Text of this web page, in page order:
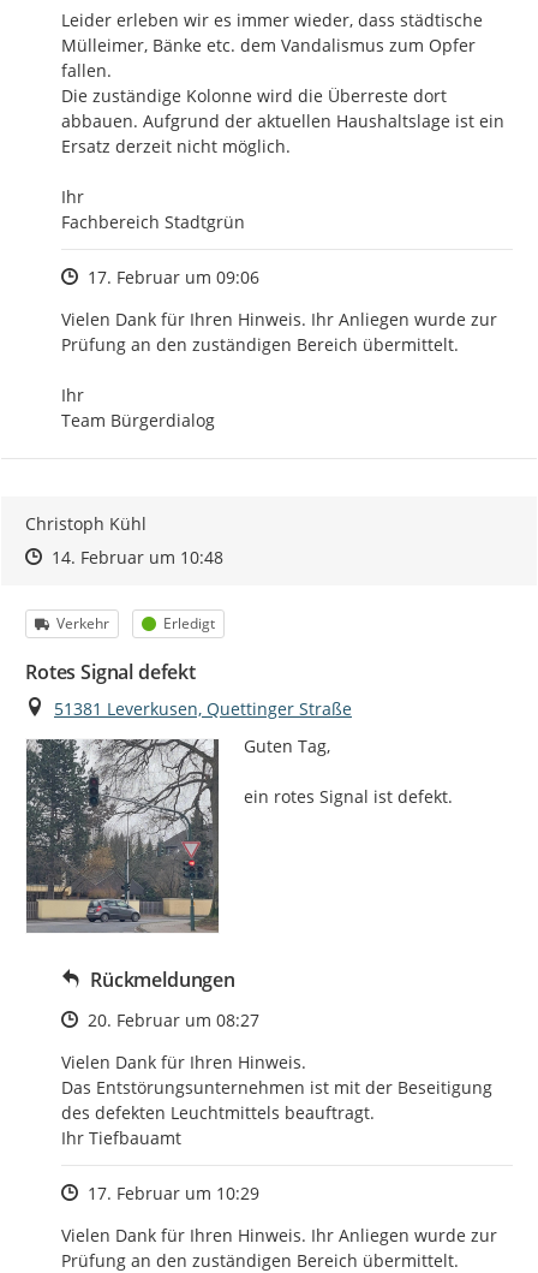
Leider erleben wir es immer wieder, dass städtische
Mülleimer, Bänke etc. dem Vandalismus zum Opfer
fallen.
Die zuständige Kolonne wird die Überreste dort
abbauen. Aufgrund der aktuellen Haushaltslage ist ein
Ersatz derzeit nicht möglich.
Ihr
Fachbereich Stadtgrün
Zeitpunkt des Erstellens
17. Februar um 09:06
Vielen Dank für Ihren Hinweis. Ihr Anliegen wurde zur
Prüfung an den zuständigen Bereich übermittelt.
Ihr
Team Bürgerdialog
Christoph Kühl
Zeitpunkt des Erstellens
Zeitpunkt des Erstellens
14. Februar um 10:48Zur Äußerung
Kategorie
Verkehr Status
Erledigt
Rotes Signal defekt
Ort
51381 Leverkusen, Quettinger Straße
Guten Tag,
ein rotes Signal ist defekt.
Rückmeldungen
Zeitpunkt des Erstellens
20. Februar um 08:27
Vielen Dank für Ihren Hinweis.
Das Entstörungsunternehmen ist mit der Beseitigung
des defekten Leuchtmittels beauftragt.
Ihr Tiefbauamt
Zeitpunkt des Erstellens
17. Februar um 10:29
Vielen Dank für Ihren Hinweis. Ihr Anliegen wurde zur
Prüfung an den zuständigen Bereich übermittelt.